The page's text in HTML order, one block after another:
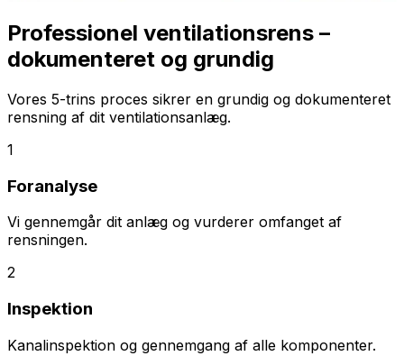
Professionel ventilationsrens –
dokumenteret og grundig
Vores 5-trins proces sikrer en grundig og dokumenteret
rensning af dit ventilationsanlæg.
1
Foranalyse
Vi gennemgår dit anlæg og vurderer omfanget af
rensningen.
2
Inspektion
Kanalinspektion og gennemgang af alle komponenter.